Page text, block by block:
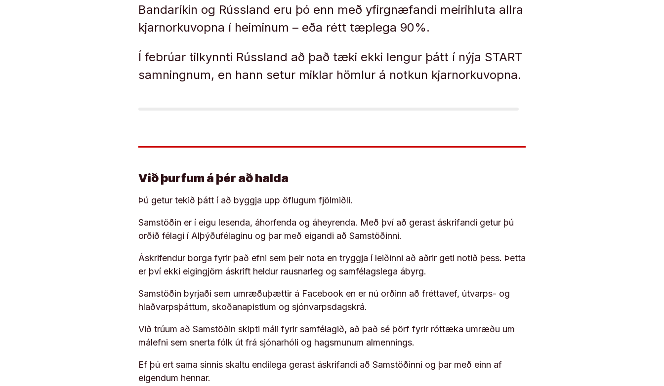
Bandaríkin og Rússland eru þó enn með yfirgnæfandi meirihluta allra
kjarnorkuvopna í heiminum – eða rétt tæplega 90%.
Í febrúar tilkynnti Rússland að það tæki ekki lengur þátt í nýja START
samningnum, en hann setur miklar hömlur á notkun kjarnorkuvopna.
Við þurfum á þér að halda
Þú getur tekið þátt í að byggja upp öflugum fjölmiðli.
Samstöðin er í eigu lesenda, áhorfenda og áheyrenda. Með því að gerast áskrifandi getur þú
orðið félagi í Alþýðufélaginu og þar með eigandi að Samstöðinni.
Áskrifendur borga fyrir það efni sem þeir nota en tryggja í leiðinni að aðrir geti notið þess. Þetta
er því ekki eigingjörn áskrift heldur rausnarleg og samfélagslega ábyrg.
Samstöðin byrjaði sem umræðuþættir á Facebook en er nú orðinn að fréttavef, útvarps- og
hlaðvarpsþáttum, skoðanapistlum og sjónvarpsdagskrá.
Við trúum að Samstöðin skipti máli fyrir samfélagið, að það sé þörf fyrir róttæka umræðu um
málefni sem snerta fólk út frá sjónarhóli og hagsmunum almennings.
Ef þú ert sama sinnis skaltu endilega gerast áskrifandi að Samstöðinni og þar með einn af
eigendum hennar.